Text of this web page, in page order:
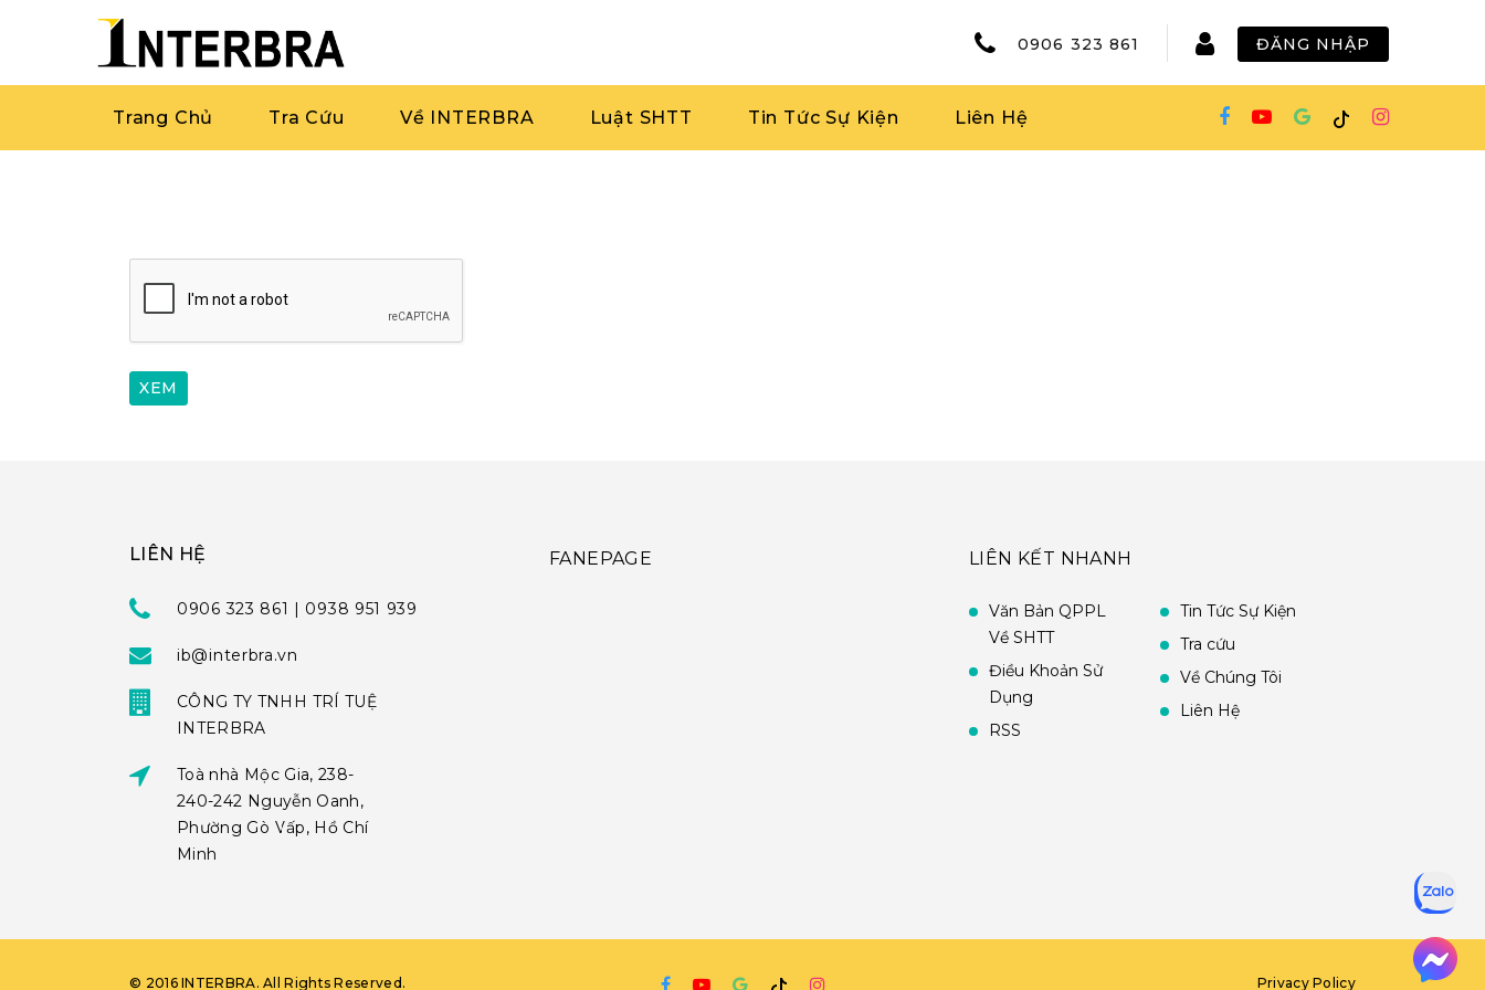
0906 323 861 ĐĂNG NHẬP
Trang Chủ Tra Cứu Về INTERBRA Luật SHTT Tin Tức Sự Kiện Liên Hệ
LIÊN HỆ
0906 323 861 | 0938 951 939
ib@interbra.vn
CÔNG TY TNHH TRÍ TUỆ
INTERBRA
Toà nhà Mộc Gia, 238-
240-242 Nguyễn Oanh,
Phường Gò Vấp, Hồ Chí
Minh
FANEPAGE LIÊN KẾT NHANH
Văn Bản QPPL
Về SHTT
Điều Khoản Sử
Dụng
RSS
Tin Tức Sự Kiện
Tra cứu
Về Chúng Tôi
Liên Hệ
© 2016 INTERBRA. All Rights Reserved. Privacy Policy